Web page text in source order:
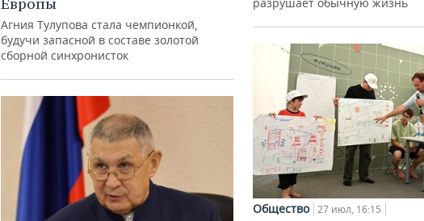
Европы
Агния Тулупова стала чемпионкой,
будучи запасной в составе золотой
сборной синхронисток
разрушает обычную жизнь
Общество 27 июл, 16:15